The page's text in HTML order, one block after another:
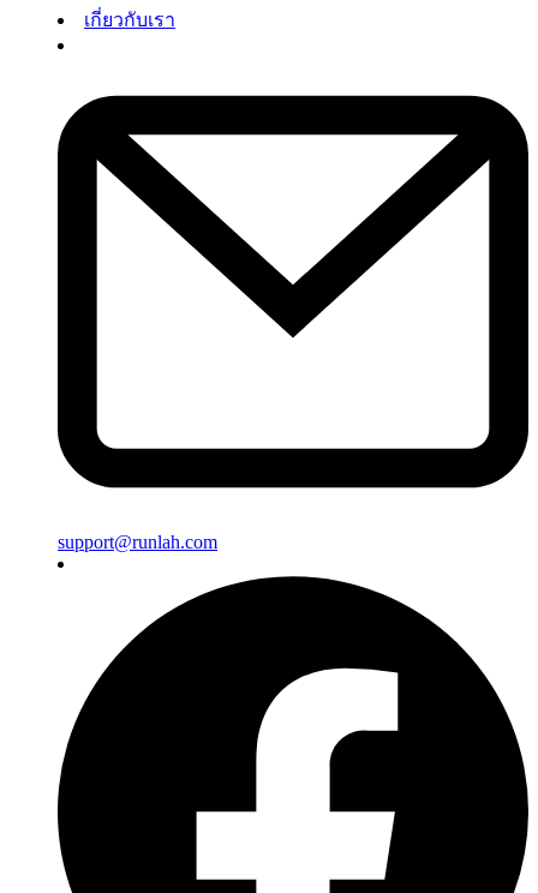
เกี่ยวกับเรา
support@runlah.com